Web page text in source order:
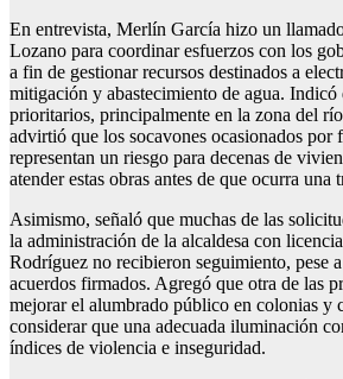
En entrevista, Merlín García hizo un
Lozano para coordinar esfuerzos con los
a fin de gestionar recursos destinados a
mitigación y abastecimiento de agua. Indicó
prioritarios, principalmente en la zona del
advirtió que los socavones ocasionados por
representan un riesgo para decenas de
atender estas obras antes de que ocurra una
Asimismo, señaló que muchas de las
la administración de la alcaldesa con
Rodríguez no recibieron seguimiento, pese
acuerdos firmados. Agregó que otra de las
mejorar el alumbrado público en colonias y
considerar que una adecuada iluminación
índices de violencia e inseguridad.